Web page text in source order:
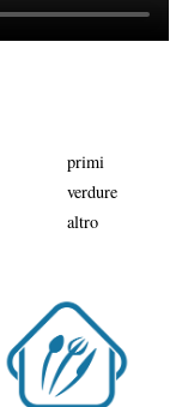
primi
verdure
altro